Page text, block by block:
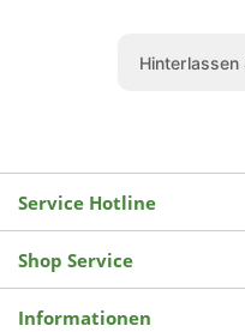
Service Hotline
Shop Service
Informationen